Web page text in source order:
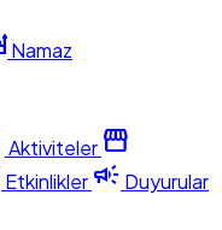
Namaz
Aktiviteler storefront
Etkinlikler campaign Duyurular